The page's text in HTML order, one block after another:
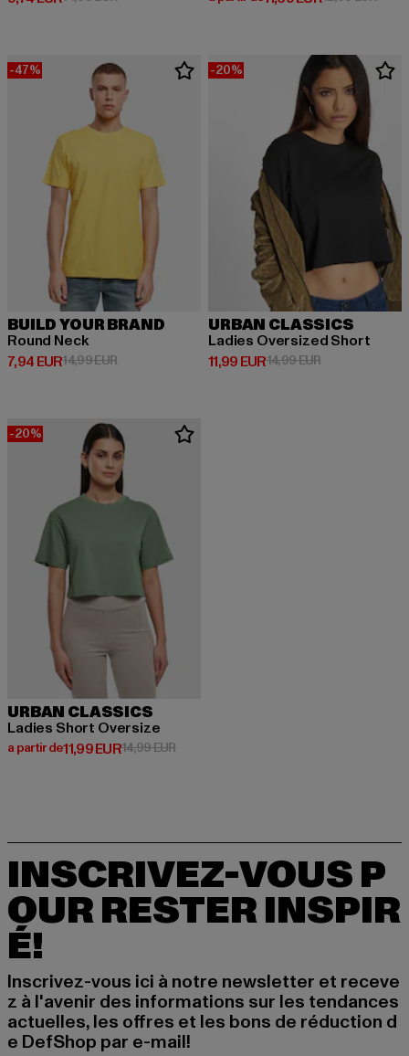
-47%
BUILD YOUR BRAND
Round Neck
7,94 EUR
Prix courant: 7,94 EUR
14,99 EURPrix en promotion: 14,99 EUR
-20%
URBAN CLASSICS
Ladies Oversized Short
11,99 EUR
Prix courant: 11,99 EUR
14,99 EURPrix en
-20%
URBAN CLASSICS
Ladies Short Oversize
a partir de11,99 EUR
Prix courant: A partir de 11,99 EUR
14,99 EURPrix en promotion: 14,99 EUR
INSCRIVEZ-VOUS P
OUR RESTER INSPIR
É!
Inscrivez-vous ici à notre newsletter et receve
z à l'avenir des informations sur les tendances
actuelles, les offres et les bons de réduction d
e DefShop par e-mail!